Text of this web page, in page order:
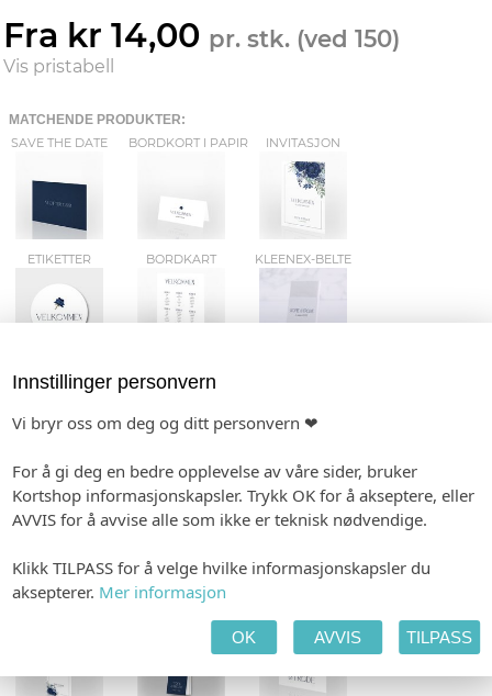
Fra kr 14,00 pr. stk. (ved 150)
Vis pristabell
MATCHENDE PRODUKTER:
SAVE THE DATE
BORDKORT I PAPIR INVITASJON
ETIKETTER BORDKART KLEENEX-BELTE
KONFETTIKORT MENY
FLASKEETIKETTER GAVELISTE GJESTEBOK
Innstillinger personvern
Vi bryr oss om deg og ditt personvern ❤
For å gi deg en bedre opplevelse av våre sider, bruker
Kortshop informasjonskapsler. Trykk OK for å akseptere, eller
AVVIS for å avvise alle som ikke er teknisk nødvendige.
Klikk TILPASS for å velge hvilke informasjonskapsler du
aksepterer. Mer informasjon
OK AVVIS TILPASS